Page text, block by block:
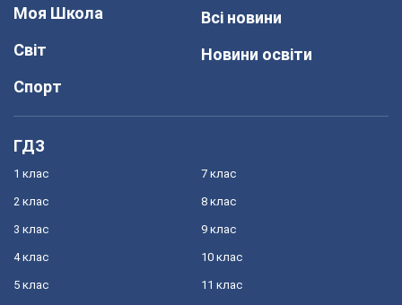
Моя Школа
Світ
Спорт
Всі новини
Новини освіти
ГДЗ
1 клас
2 клас
3 клас
4 клас
5 клас
7 клас
8 клас
9 клас
10 клас
11 клас